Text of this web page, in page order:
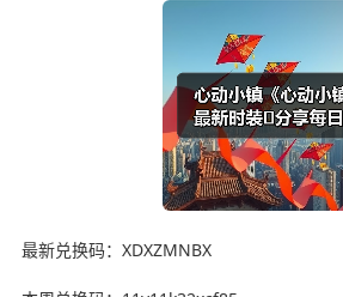
最新兑换码：XDXZMNBX